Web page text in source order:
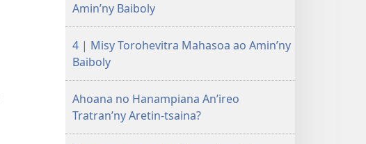
Amin’ny Baiboly
4 | Misy Torohevitra Mahasoa ao Amin’ny
Baiboly
Ahoana no Hanampiana An’ireo
Tratran’ny Aretin-tsaina?